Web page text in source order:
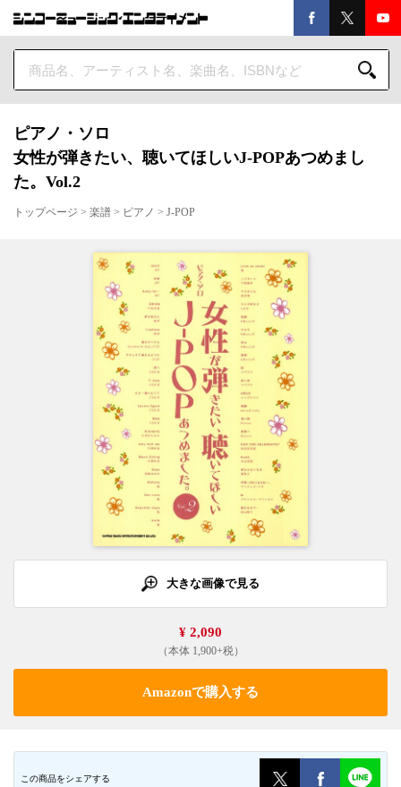
ピアノ・ソロ
女性が弾きたい、聴いてほしいJ-POPあつめまし
た。Vol.2
トップページ > 楽譜 > ピアノ > J-POP
大きな画像で見る
¥ 2,090
（本体 1,900+税）
Amazonで購入する
この商品をシェアする